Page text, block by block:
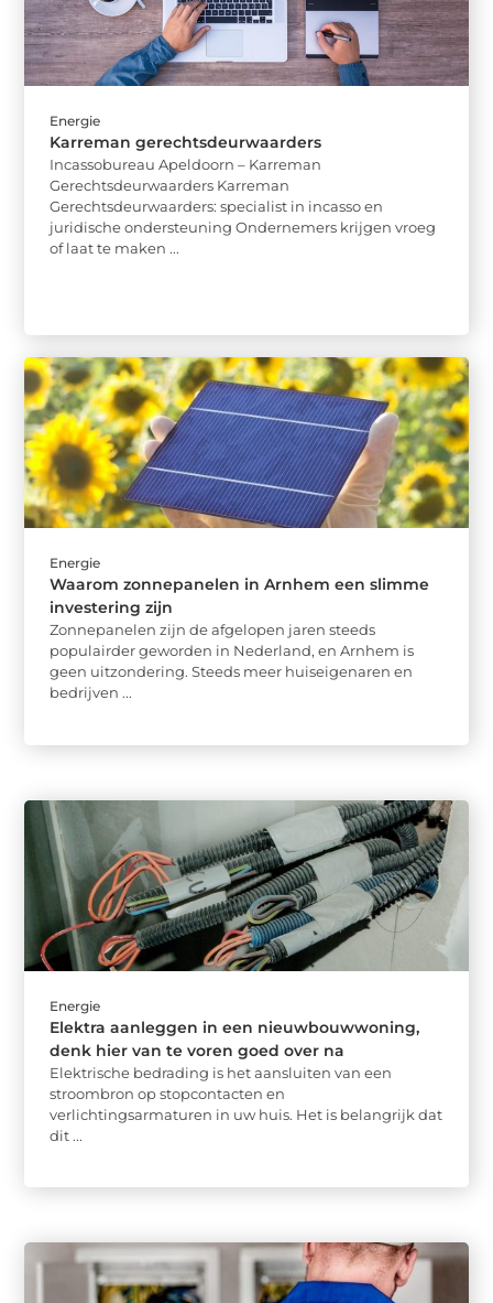
Energie
Karreman gerechtsdeurwaarders
Incassobureau Apeldoorn – Karreman
Gerechtsdeurwaarders Karreman
Gerechtsdeurwaarders: specialist in incasso en
juridische ondersteuning Ondernemers krijgen vroeg
of laat te maken ...
Energie
Waarom zonnepanelen in Arnhem een slimme
investering zijn
Zonnepanelen zijn de afgelopen jaren steeds
populairder geworden in Nederland, en Arnhem is
geen uitzondering. Steeds meer huiseigenaren en
bedrijven ...
Energie
Elektra aanleggen in een nieuwbouwwoning,
denk hier van te voren goed over na
Elektrische bedrading is het aansluiten van een
stroombron op stopcontacten en
verlichtingsarmaturen in uw huis. Het is belangrijk dat
dit ...